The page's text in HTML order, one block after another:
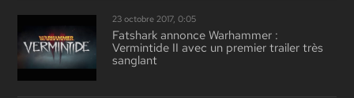
23 octobre 2017, 0:05
Fatshark annonce Warhammer :
Vermintide II avec un premier trailer très
sanglant